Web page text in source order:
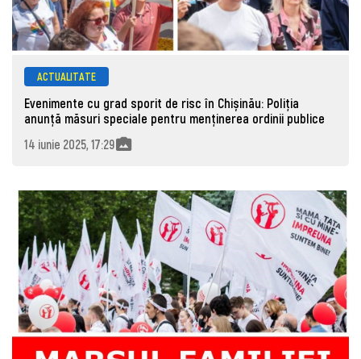
ACTUALITATE
Evenimente cu grad sporit de risc în Chișinău: Poliția
anunță măsuri speciale pentru menținerea ordinii publice
14 iunie 2025, 17:29